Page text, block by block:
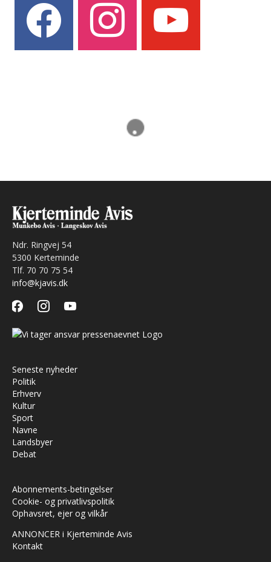
Ndr. Ringvej 54
5300 Kerteminde
Tlf. 70 70 75 54
info@kjavis.dk
facebookinstagramyoutube
Seneste nyheder
Politik
Erhverv
Kultur
Sport
Navne
Landsbyer
Debat
Abonnements-betingelser
Cookie- og privatlivspolitik
Ophavsret, ejer og vilkår
ANNONCER i Kjerteminde Avis
Kontakt